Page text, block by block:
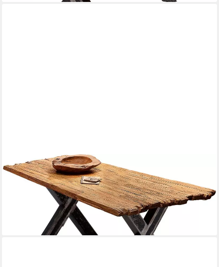
SIT
Esstisch, Gestell im Used-Look
ab 1.203,95 € UVP2.847,00 €
lieferbar - in 7-9 Werktagen bei dir